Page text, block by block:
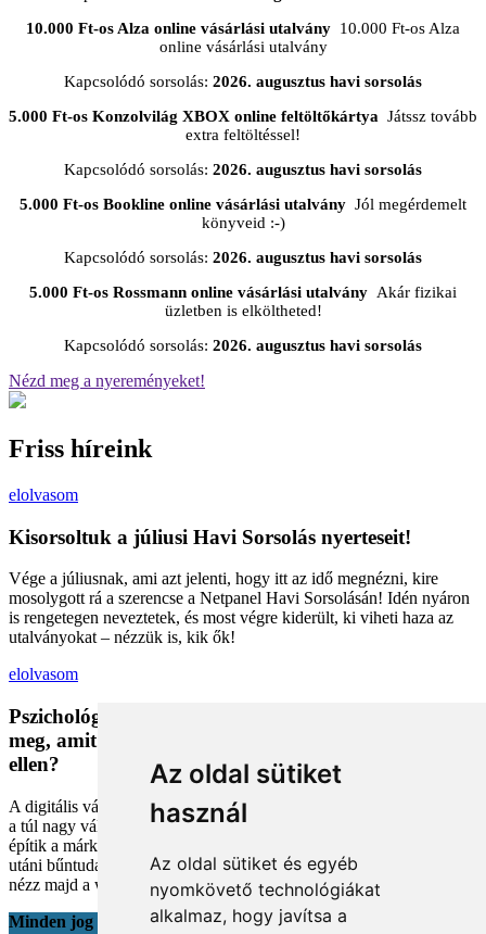
Az oldal sütiket
használ
Az oldal sütiket és egyéb
nyomkövető technológiákat
alkalmaz, hogy javítsa a
10.000 Ft-os Alza online vásárlási utalvány 10.000 Ft-os Alza
online vásárlási utalvány
Kapcsolódó sorsolás: 2026. augusztus havi sorsolás
5.000 Ft-os Konzolvilág XBOX online feltöltőkártya Játssz tovább
extra feltöltéssel!
Kapcsolódó sorsolás: 2026. augusztus havi sorsolás
5.000 Ft-os Bookline online vásárlási utalvány Jól megérdemelt
könyveid :-)
Kapcsolódó sorsolás: 2026. augusztus havi sorsolás
5.000 Ft-os Rossmann online vásárlási utalvány Akár fizikai
üzletben is elköltheted!
Kapcsolódó sorsolás: 2026. augusztus havi sorsolás
Nézd meg a nyereményeket!
Friss híreink
elolvasom
Kisorsoltuk a júliusi Havi Sorsolás nyerteseit!
Vége a júliusnak, ami azt jelenti, hogy itt az idő megnézni, kire
mosolygott rá a szerencse a Netpanel Havi Sorsolásán! Idén nyáron
is rengetegen neveztetek, és most végre kiderült, ki viheti haza az
utalványokat – nézzük is, kik ők!
elolvasom
Pszichológiai trükkök a kosárban: Miért vesszük
meg, amit megveszünk, és mit tehetünk a bűntudat
ellen?
A digitális vásárlás kényelmes, de tele van pszichológiai csapdákkal
a túl nagy választéktól a hosszas böngészésig. Megmutatjuk, hogyan
építik a márkák a bizalmadat online, és miként kerüld el a vásárlás
utáni bűntudatot tudatos döntésekkel. Készülj fel, hogy máshogy
nézz majd a webshopokra!
Minden jog fenntartva